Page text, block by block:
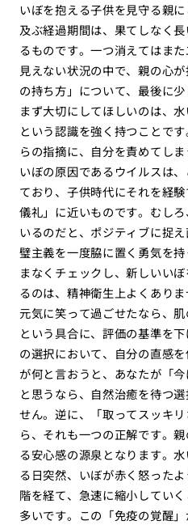
いぼを抱える子供を見守る親
及ぶ経過期間は、果てしなく
るものです。一つ消えてはま
見えない状況の中で、親の心
の持ち方」について、最後に
まず大切にしてほしいのは、
という認識を強く持つことで
らの指摘に、自分を責めてし
いぼの原因であるウイルスは
ており、子供時代にそれを経
儀礼」に近いものです。むし
いるのだと、ポジティブに捉
璧主義を一度脇に置く勇気を
まなくチェックし、新しいい
るのは、精神衛生上よくあり
元気に笑って過ごせたなら、
という具合に、評価の基準を
の選択において、自分の直感
が何と言おうと、あなたが「
と思うなら、自然治癒を待つ
せん。逆に、「取ってスッキ
ら、それも一つの正解です。
る安心感の源泉となります。
る日突然、いぼが赤く怒った
階を経て、急速に縮小してい
多いです。この「免疫の覚醒